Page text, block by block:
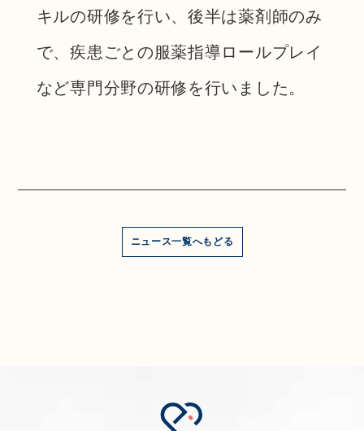
キルの研修を行い、後半は薬剤師のみ
で、疾患ごとの服薬指導ロールプレイ
など専門分野の研修を行いました。
ニュース一覧へもどる